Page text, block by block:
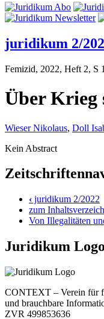
juridikum 2/
Femizid, 2022, Heft 2, S
Über Krieg
Wieser Nikolaus, Doll
Kein Abstract
‹ juridikum 2/2022
zum
Von Illegalitäten
Juridikum Logo
CONTEXT – Verein für
und brauchbare
ZVR 499853636